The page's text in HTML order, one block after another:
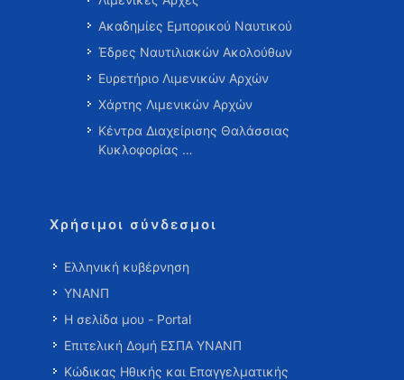
Ακαδημίες Εμπορικού Ναυτικού
Έδρες Ναυτιλιακών Ακολούθων
Ευρετήριο Λιμενικών Αρχών
Χάρτης Λιμενικών Αρχών
Κέντρα Διαχείρισης Θαλάσσιας
Κυκλοφορίας …
Χρήσιμοι σύνδεσμοι
Ελληνική κυβέρνηση
ΥΝΑΝΠ
Η σελίδα μου - Portal
Επιτελική Δομή ΕΣΠΑ ΥΝΑΝΠ
Κώδικας Ηθικής και Επαγγελματικής